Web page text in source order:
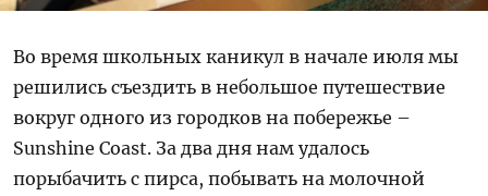
Во время школьных каникул в начале июля мы
решились съездить в небольшое путешествие
вокруг одного из городков на побережье –
Sunshine Coast. За два дня нам удалось
порыбачить с пирса, побывать на молочной